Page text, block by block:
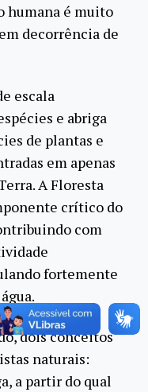
humana é muito
decorrência de
escala
e abriga
de plantas e
em apenas
A Floresta
crítico do
com
fortemente
dois conceitos
naturais:
a partir do qual